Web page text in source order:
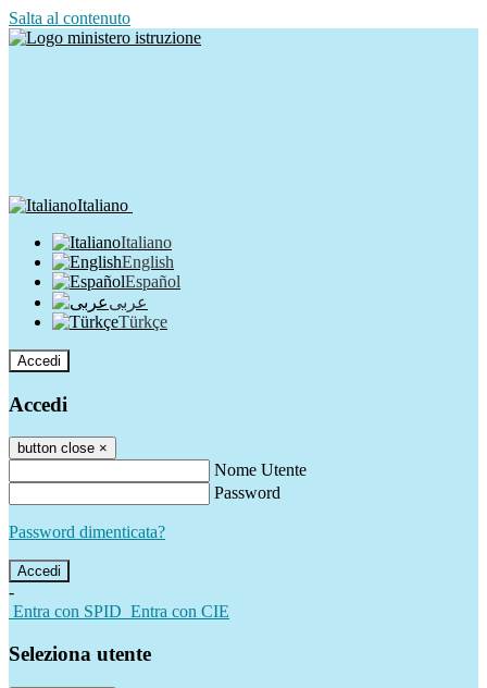
Salta al contenuto
Italiano
Italiano
English
Español
عربى
Türkçe
Accedi
Accedi
button close ×
Nome Utente
Password
Password dimenticata?
-
Entra con SPID Entra con CIE
Seleziona utente